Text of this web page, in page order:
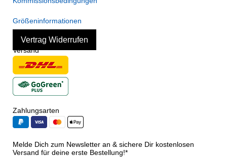
Größeninformationen
Vertrag Widerrufen
Versand
Zahlungsarten
Melde Dich zum Newsletter an & sichere Dir kostenlosen
Versand für deine erste Bestellung!*